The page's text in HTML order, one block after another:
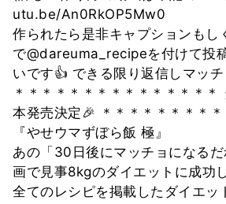
utu.be/An0RkOP5Mw0
作られたら是非キャプションもし
で@dareuma_recipeを付けて投
いです👍 できる限り返信しマッ
＊＊＊＊＊＊＊＊＊＊＊＊＊＊
本発売決定🎉 ＊＊＊＊＊＊＊＊＊
『やせウマずぼら飯 極』
あの「30日後にマッチョになる
画で見事8kgのダイエットに成功
全てのレシピを掲載したダイエッ